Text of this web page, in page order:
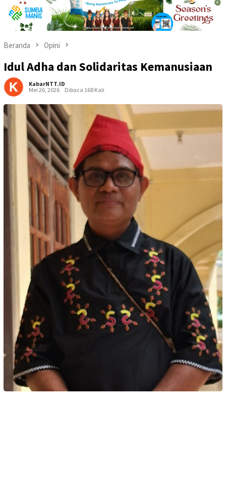
Beranda Opini
Idul Adha dan Solidaritas Kemanusiaan
KabarNTT.ID
Mei 26, 2026
Dibaca 168 Kali